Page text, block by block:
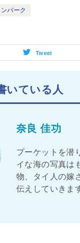
パーク
Tweet
いている人
奈良 佳功
プーケットを潜
イな海の写真は
物、タイ人の嫁
伝えしていきま